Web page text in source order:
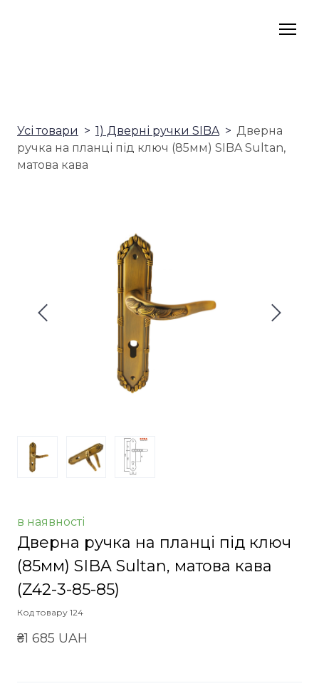
Усі товари 1) Дверні ручки SIBA
Дверна
ручка на планці під ключ (85мм) SIBA Sultan,
матова кава
в наявності
Дверна ручка на планці під ключ
(85мм) SIBA Sultan, матова кава
(Z42-3-85-85)
Код товару 124
₴1 685 UAH